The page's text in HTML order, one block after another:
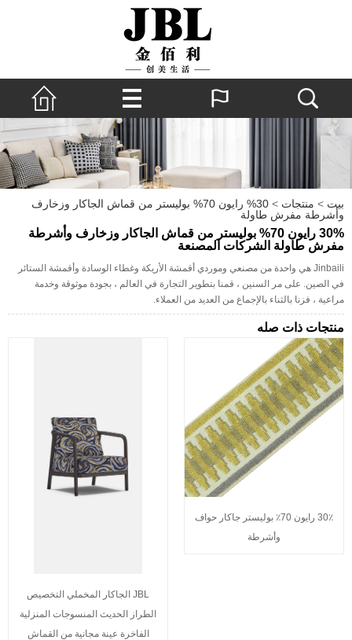
بيت > منتجات >
30% رايون 70% بوليستر من قماش الجاكار وزخارف
وأشرطة مفرش طاولة
30% رايون 70% بوليستر من قماش الجاكار وزخارف وأشرطة
مفرش طاولة الشركات المصنعة
Jinbaili هي واحدة من مصنعي وموردي أقمشة الأريكة وغطاء الوسادة وأقمشة الستائر
في الصين. على مر السنين ، قمنا بتطوير التجارة في العالم ، بجودة موثوقة وخدمة
مراعية ، فزنا بالثناء بالإجماع من العديد من العملاء.
منتجات ذات صله
30٪ رايون 70٪ بوليستر جاكار حواف
وأشرطة
JBL الجاكار المخملي التخصيص
الطراز الحديث المنسوجات المنزلية
الفاخرة عينة مجانية من القماش